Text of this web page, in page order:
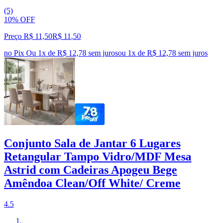
(5)
10% OFF
Preço R$ 11,50R$ 11 ,50
no Pix Ou 1x de R$ 12,78 sem jurosou 1x de R$ 12,78 sem juros
Conjunto Sala de Jantar 6 Lugares
Retangular Tampo Vidro/MDF Mesa
Astrid com Cadeiras Apogeu Bege
Amêndoa Clean/Off White/ Creme
4.5